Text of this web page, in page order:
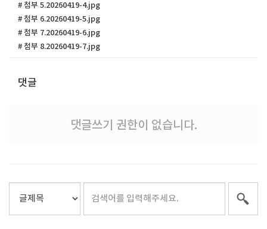
# 첨부 5.20260419-4.jpg
# 첨부 6.20260419-5.jpg
# 첨부 7.20260419-6.jpg
# 첨부 8.20260419-7.jpg
댓글
댓글쓰기 권한이 없습니다.